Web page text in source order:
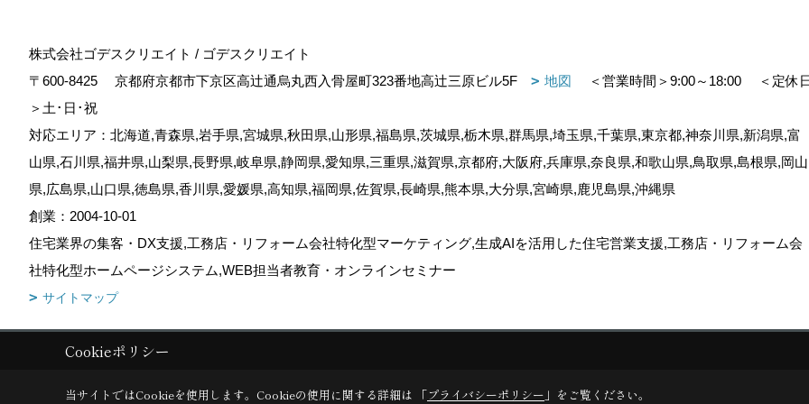
株式会社ゴデスクリエイト / ゴデスクリエイト
〒600-8425
京都府京都市下京区高辻通烏丸西入骨屋町323番地高辻三原ビル5F 地図 ＜営業時間＞9:00～18:00
＜定休
＞土･日･祝
対応エリア：北海道,青森県,岩手県,宮城県,秋田県,山形県,福島県,茨城県,栃木県,群馬県,埼玉県,千葉県,東京都,神奈川県,新潟県,富
山県,石川県,福井県,山梨県,長野県,岐阜県,静岡県,愛知県,三重県,滋賀県,京都府,大阪府,兵庫県,奈良県,和歌山県,鳥取県,島根県,岡山
県,広島県,山口県,徳島県,香川県,愛媛県,高知県,福岡県,佐賀県,長崎県,熊本県,大分県,宮崎県,鹿児島県,沖縄県
創業：2004-10-01
住宅業界の集客・DX支援,工務店・リフォーム会社特化型マーケティング,生成AIを活用した住宅営業支援,工務店・リフォーム会
社特化型ホームページシステム,WEB担当者教育・オンラインセミナー
サイトマップ
Copyright (c) GODDESS CREATE. All Rights Reserved.
Cookieポリシー
当サイトではCookieを使用します。 Cookieの使用に関する詳細は 「プライバシーポリシー 」をご覧ください。